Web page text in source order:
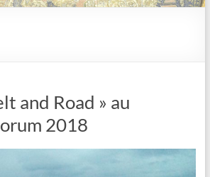
and Road » au
2018